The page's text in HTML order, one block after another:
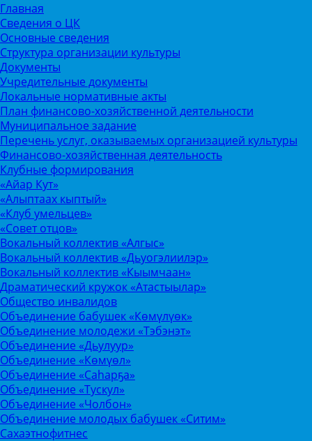
Главная
Сведения о ЦК
Основные сведения
Структура организации культуры
Документы
Учредительные документы
Локальные нормативные акты
План финансово-хозяйственной деятельности
Муниципальное задание
Перечень услуг, оказываемых организацией культуры
Финансово-хозяйственная деятельность
Клубные формирования
«Айар Кут»
«Алыптаах кыптый»
«Клуб умельцев»
«Совет отцов»
Вокальный коллектив «Алгыс»
Вокальный коллектив «Дьуогэлиилэр»
Вокальный коллектив «Кыымчаан»
Драматический кружок «Атастыылар»
Общество инвалидов
Объединение бабушек «Көмүлүөк»
Объединение молодежи «Тэбэнэт»
Объединение «Дьулуур»
Объединение «Көмүөл»
Объединение «Саhарҕа»
Объединение «Тускул»
Объединение «Чолбон»
Объединение молодых бабушек «Ситим»
Сахаэтнофитнес